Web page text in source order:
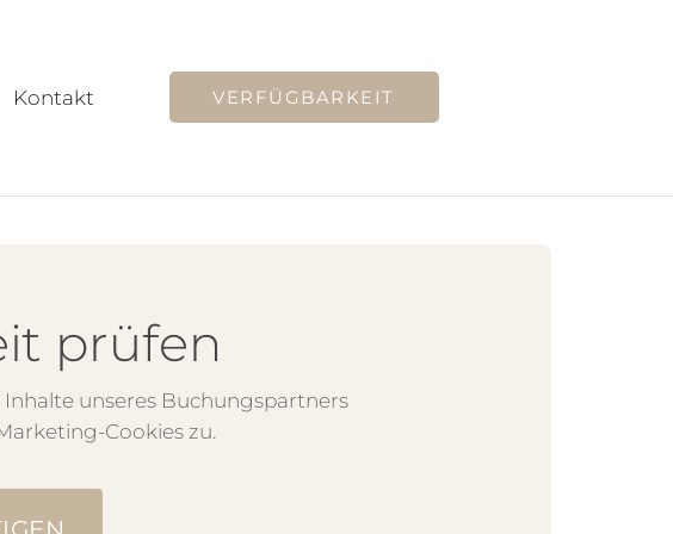
Kontakt VERFÜGBARKEIT
prüfen
unseres Buchungspartners
Cookies zu.